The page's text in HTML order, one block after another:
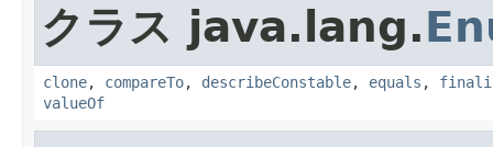
クラス java.lang.
clone, compareTo, describeConstable, equals ,
valueOf